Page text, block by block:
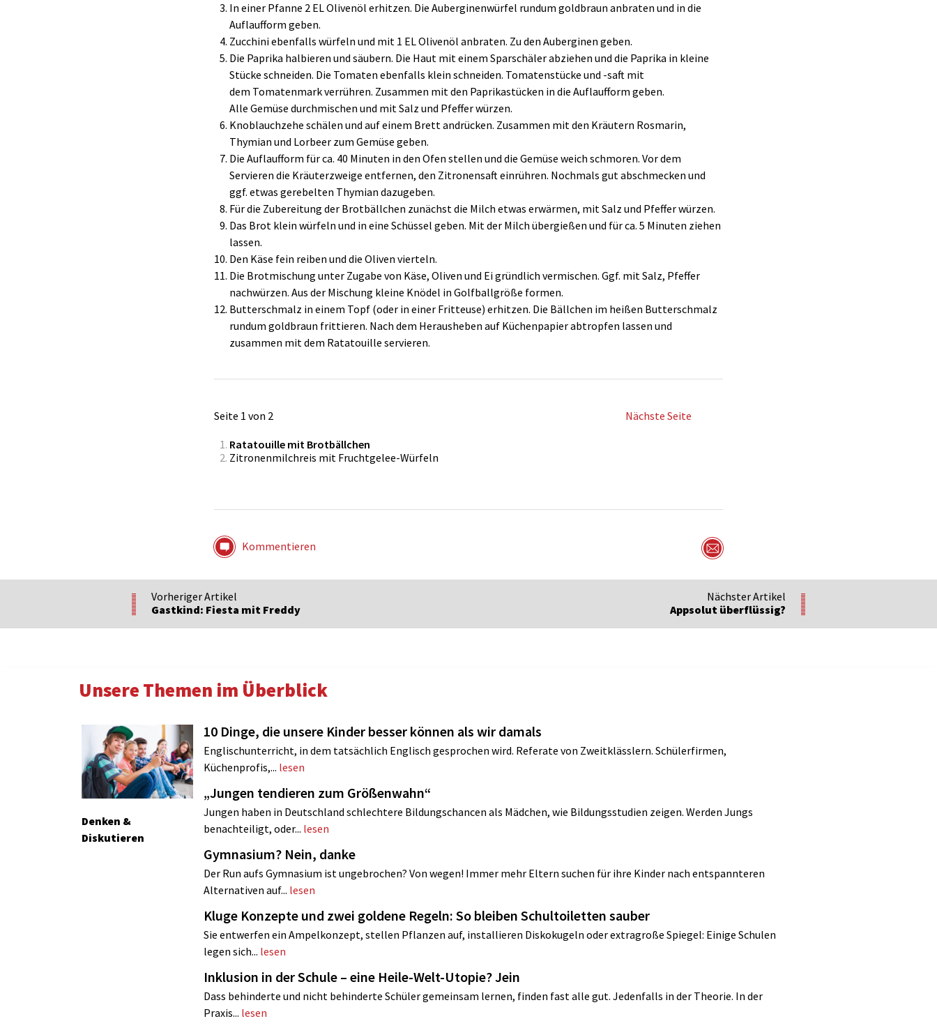
In einer Pfanne 2 EL Olivenöl erhitzen. Die Auberginenwürfel rundum goldbraun anbraten und in die
Auflaufform geben.
Zucchini ebenfalls würfeln und mit 1 EL Olivenöl anbraten. Zu den Auberginen geben.
Die Paprika halbieren und säubern. Die Haut mit einem Sparschäler abziehen und die Paprika in kleine
Stücke schneiden. Die Tomaten ebenfalls klein schneiden. Tomatenstücke und -saft mit
dem Tomatenmark verrühren. Zusammen mit den Paprikastücken in die Auflaufform geben.
Alle Gemüse durchmischen und mit Salz und Pfeffer würzen.
Knoblauchzehe schälen und auf einem Brett andrücken. Zusammen mit den Kräutern Rosmarin,
Thymian und Lorbeer zum Gemüse geben.
Die Auflaufform für ca. 40 Minuten in den Ofen stellen und die Gemüse weich schmoren. Vor dem
Servieren die Kräuterzweige entfernen, den Zitronensaft einrühren. Nochmals gut abschmecken und
ggf. etwas gerebelten Thymian dazugeben.
Für die Zubereitung der Brotbällchen zunächst die Milch etwas erwärmen, mit Salz und Pfeffer würzen.
Das Brot klein würfeln und in eine Schüssel geben. Mit der Milch übergießen und für ca. 5 Minuten ziehen
lassen.
Den Käse fein reiben und die Oliven vierteln.
Die Brotmischung unter Zugabe von Käse, Oliven und Ei gründlich vermischen. Ggf. mit Salz, Pfeffer
nachwürzen. Aus der Mischung kleine Knödel in Golfballgröße formen.
Butterschmalz in einem Topf (oder in einer Fritteuse) erhitzen. Die Bällchen im heißen Butterschmalz
rundum goldbraun frittieren. Nach dem Herausheben auf Küchenpapier abtropfen lassen und
zusammen mit dem Ratatouille servieren.
Seite 1 von 2 Nächste Seite
Ratatouille mit Brotbällchen
Zitronenmilchreis mit Fruchtgelee-Würfeln
Kommentieren
Nächster Artikel
Appsolut überflüssig?
Vorheriger Artikel
Gastkind: Fiesta mit Freddy
Unsere Themen im Überblick
Denken &
Diskutieren
10 Dinge, die unsere Kinder besser können als wir damals
Englischunterricht, in dem tatsächlich Englisch gesprochen wird. Referate von Zweitklässlern. Schülerfirmen,
Küchenprofis,... lesen
„Jungen tendieren zum Größenwahn“
Jungen haben in Deutschland schlechtere Bildungschancen als Mädchen, wie Bildungsstudien zeigen. Werden Jungs
benachteiligt, oder... lesen
Gymnasium? Nein, danke
Der Run aufs Gymnasium ist ungebrochen? Von wegen! Immer mehr Eltern suchen für ihre Kinder nach entspannteren
Alternativen auf... lesen
Kluge Konzepte und zwei goldene Regeln: So bleiben Schultoiletten sauber
Sie entwerfen ein Ampelkonzept, stellen Pflanzen auf, installieren Diskokugeln oder extragroße Spiegel: Einige Schulen
legen sich... lesen
Inklusion in der Schule – eine Heile-Welt-Utopie? Jein
Dass behinderte und nicht ­behinderte Schüler gemeinsam lernen, finden fast alle gut. Jedenfalls in der Theorie. In der
Praxis... lesen